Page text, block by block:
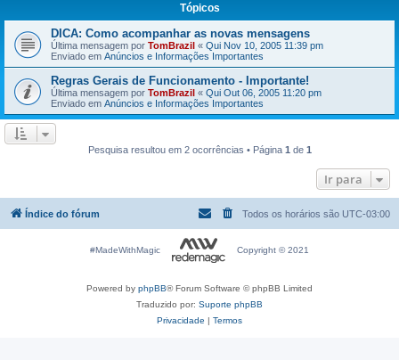
Tópicos
DICA: Como acompanhar as novas mensagens
Última mensagem por TomBrazil « Qui Nov 10, 2005 11:39 pm
Enviado em Anúncios e Informações Importantes
Regras Gerais de Funcionamento - Importante!
Última mensagem por TomBrazil « Qui Out 06, 2005 11:20 pm
Enviado em Anúncios e Informações Importantes
Pesquisa resultou em 2 ocorrências • Página 1 de 1
Ir para
Índice do fórum Todos os horários são UTC-03:00
#MadeWithMagic Copyright © 2021
Powered by phpBB® Forum Software © phpBB Limited
Traduzido por: Suporte phpBB
Privacidade | Termos